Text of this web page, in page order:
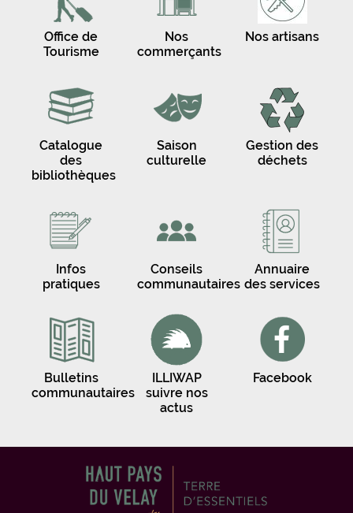
Office de
Tourisme
Nos
commerçants
Nos artisans
Catalogue
des
bibliothèques
Saison
culturelle
Gestion des
déchets
Infos
pratiques
Conseils
communautaires
Annuaire
des services
Bulletins
communautaires
ILLIWAP
suivre nos
actus
Facebook